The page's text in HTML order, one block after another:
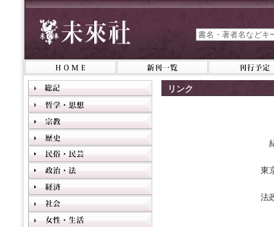
リンク
東
法